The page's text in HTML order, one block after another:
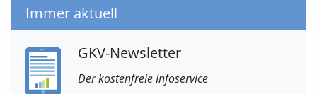
Immer aktuell
GKV-Newsletter
Der kostenfreie Infoservice